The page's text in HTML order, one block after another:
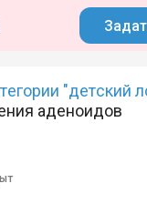
"детский
аденоидов